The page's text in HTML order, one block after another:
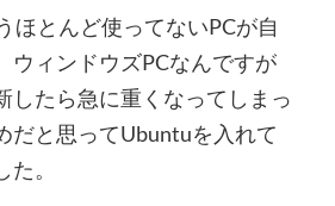
ほとんど使ってないPCが自
ウィンドウズPCなんですが
したら急に重くなってしまっ
だと思ってUbuntuを入れて
。